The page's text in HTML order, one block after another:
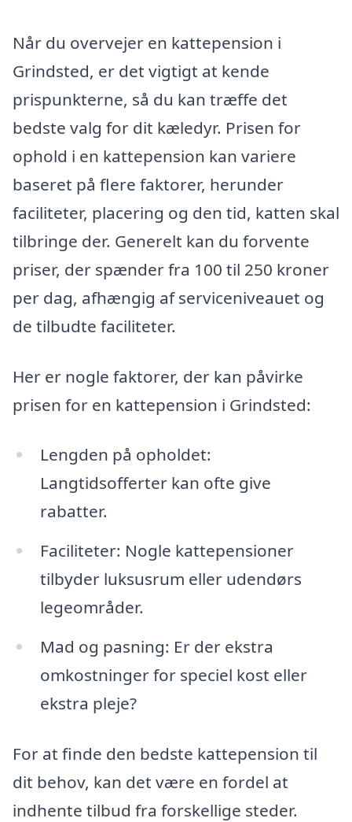
Når du overvejer en kattepension i
Grindsted, er det vigtigt at kende
prispunkterne, så du kan træffe det
bedste valg for dit kæledyr. Prisen for
ophold i en kattepension kan variere
baseret på flere faktorer, herunder
faciliteter, placering og den tid, katten skal
tilbringe der. Generelt kan du forvente
priser, der spænder fra 100 til 250 kroner
per dag, afhængig af serviceniveauet og
de tilbudte faciliteter.
Her er nogle faktorer, der kan påvirke
prisen for en kattepension i Grindsted:
Lengden på opholdet:
Langtidsofferter kan ofte give
rabatter.
Faciliteter: Nogle kattepensioner
tilbyder luksusrum eller udendørs
legeområder.
Mad og pasning: Er der ekstra
omkostninger for speciel kost eller
ekstra pleje?
For at finde den bedste kattepension til
dit behov, kan det være en fordel at
indhente tilbud fra forskellige steder.